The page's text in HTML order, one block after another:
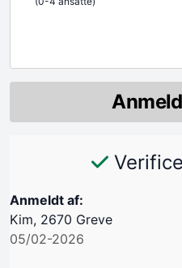
Anmeldt af:
Kim, 2670 Greve
05/02-2026